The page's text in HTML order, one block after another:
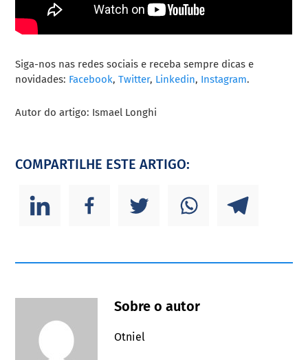
Siga-nos nas redes sociais e receba sempre dicas e
novidades: Facebook, Twitter, Linkedin, Instagram.
Autor do artigo: Ismael Longhi
COMPARTILHE ESTE ARTIGO:
Sobre o autor
Otniel